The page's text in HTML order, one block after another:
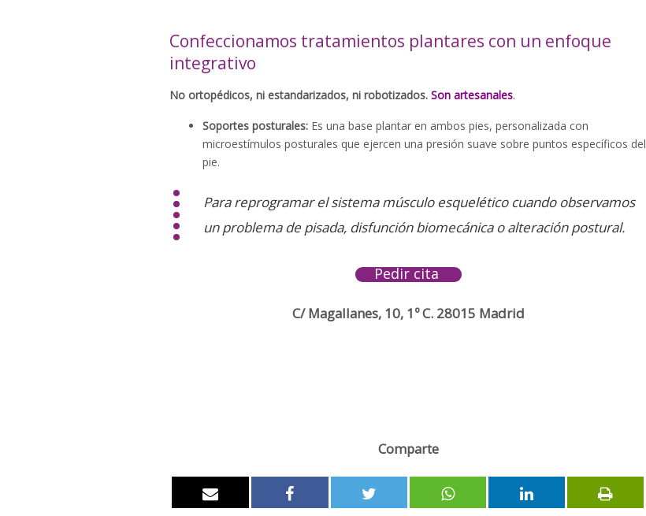
Confeccionamos tratamientos plantares con un enfoque
integrativo
No ortopédicos, ni estandarizados, ni robotizados. Son artesanales.
Soportes posturales:Es una base plantar en ambos pies, personalizada con
microestímulos posturales que ejercen una presión suave sobre puntos específicos del
pie.
Para reprogramar el sistema músculo esquelético cuando observamos
un problema de pisada, disfunción biomecánica o alteración postural.
Pedir cita
C/ Magallanes, 10, 1º C. 28015 Madrid
Comparte